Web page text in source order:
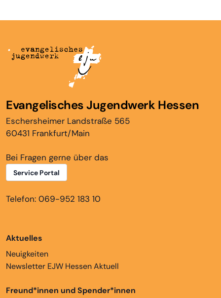
Evangelisches Jugendwerk Hessen
Eschersheimer Landstraße 565
60431 Frankfurt/Main
Bei Fragen gerne über das
Service Portal
Telefon: 069-952 183 10
Aktuelles
Neuigkeiten
Newsletter EJW Hessen Aktuell
Freund*innen und Spender*innen